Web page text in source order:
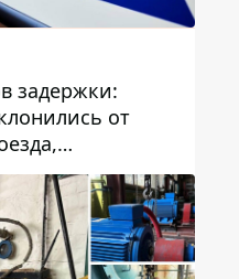
задержки:
от
через Днепр